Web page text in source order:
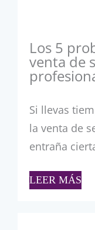
Los 5
venta de
Si llevas
la venta de
entraña
LEER MÁS